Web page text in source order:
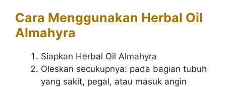
Cara Menggunakan Herbal Oil
Almahyra
Siapkan Herbal Oil Almahyra
Oleskan secukupnya: pada bagian tubuh
yang sakit, pegal, atau masuk angin